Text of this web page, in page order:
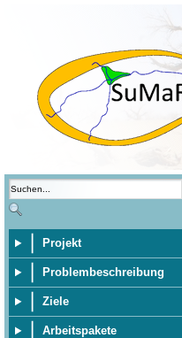
Projekt
Problembeschreibung
Ziele
Arbeitspakete